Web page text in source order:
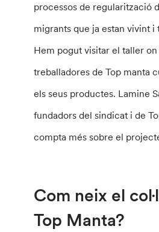
processos de regularització
migrants que ja estan vivint i
Hem pogut visitar el taller
treballadores de Top manta
els seus productes. Lamine
fundadors del sindicat i de
compta més sobre el
Com neix el
Top Manta?